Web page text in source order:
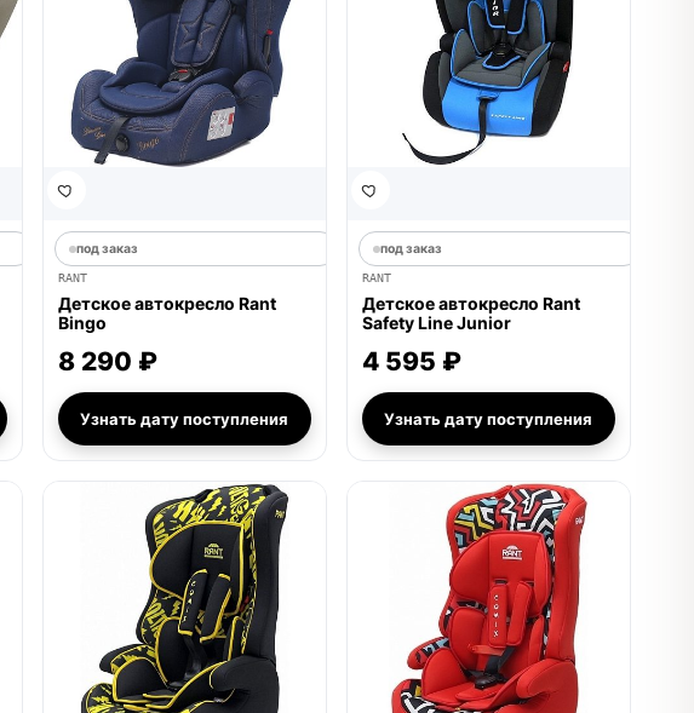
под заказ
RANT
Детское автокресло Rant
Bingo
8 290 ₽
Узнать дату поступления
под заказ
RANT
Детское автокресло Rant
Safety Line Junior
4 595 ₽
Узнать дату поступления